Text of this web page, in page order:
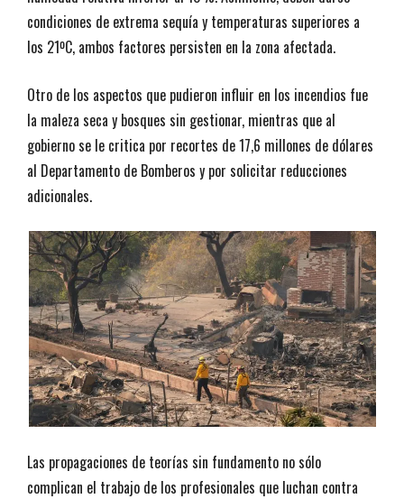
condiciones de extrema sequía y temperaturas superiores a
los 21ºC, ambos factores persisten en la zona afectada.
Otro de los aspectos que pudieron influir en los incendios fue
la maleza seca y bosques sin gestionar, mientras que al
gobierno se le critica por recortes de 17,6 millones de dólares
al Departamento de Bomberos y por solicitar reducciones
adicionales.
Las propagaciones de teorías sin fundamento no sólo
complican el trabajo de los profesionales que luchan contra